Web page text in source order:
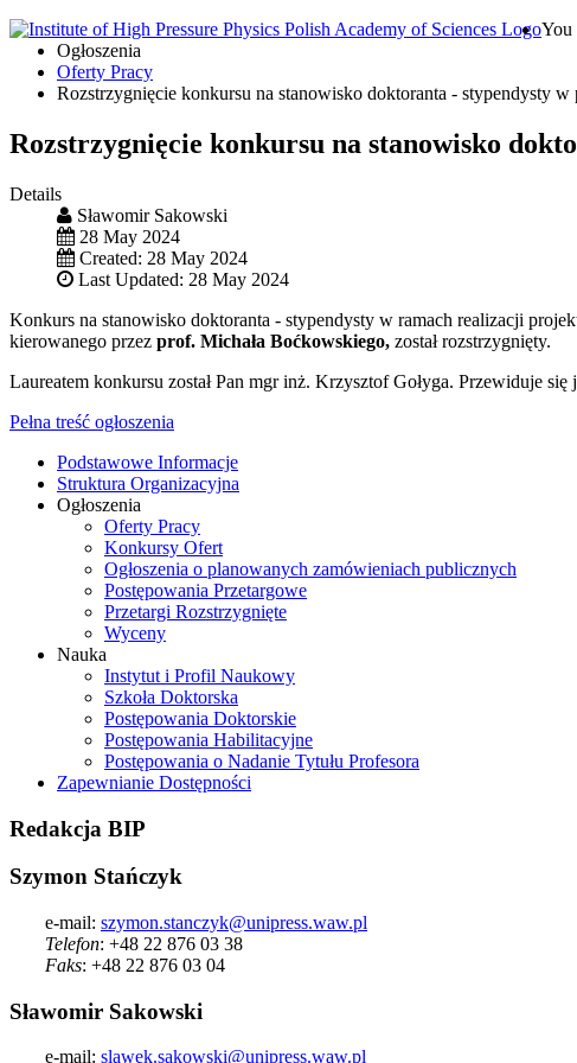
You
Ogłoszenia
Oferty Pracy
Rozstrzygnięcie konkursu na stanowisko doktoranta - stypendysty
Rozstrzygnięcie konkursu na stanowisko
Details
Sławomir Sakowski
28 May 2024
Created: 28 May 2024
Last Updated: 28 May 2024
Konkurs na stanowisko doktoranta - stypendysty w ramach realizacji
kierowanego przez prof. Michała Boćkowskiego, został rozstrzygnięty.
Laureatem konkursu został Pan mgr inż. Krzysztof Gołyga. Przewiduje
Pełna treść ogłoszenia
Podstawowe Informacje
Struktura Organizacyjna
Ogłoszenia
Oferty Pracy
Konkursy Ofert
Ogłoszenia o planowanych zamówieniach publicznych
Postępowania Przetargowe
Przetargi Rozstrzygnięte
Wyceny
Nauka
Instytut i Profil Naukowy
Szkoła Doktorska
Postępowania Doktorskie
Postępowania Habilitacyjne
Postępowania o Nadanie Tytułu Profesora
Zapewnianie Dostępności
Redakcja BIP
Szymon Stańczyk
e-mail: szymon.stanczyk@unipress.waw.pl
Telefon: +48 22 876 03 38
Faks: +48 22 876 03 04
Sławomir Sakowski
e-mail: slawek.sakowski@unipress.waw.pl